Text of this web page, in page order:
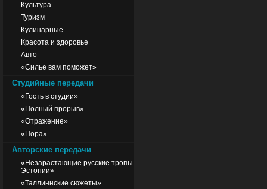
Культура
Туризм
Кулинарные
Красота и здоровье
Авто
«Силье вам поможет»
Студийные передачи
«Гость в студии»
«Полный прорыв»
«Отражение»
«Пора»
Авторские передачи
«Незарастающие русские тропы
Эстонии»
«Таллиннские сюжеты»